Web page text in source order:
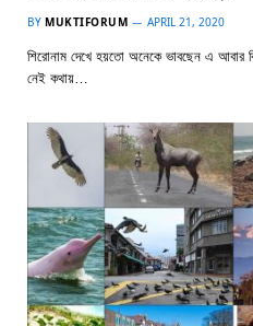
BY MUKTIFORUM APRIL 21, 2020
শিরোনাম দেখে হয়তো অনেকে ভাবছেন এ
নেই কথায়…